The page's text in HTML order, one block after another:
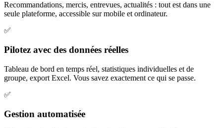
Recommandations, mercis, entrevues, actualités : tout est dans une
seule plateforme, accessible sur mobile et ordinateur.
✅
Pilotez avec des données réelles
Tableau de bord en temps réel, statistiques individuelles et de
groupe, export Excel. Vous savez exactement ce qui se passe.
✅
Gestion automatisée